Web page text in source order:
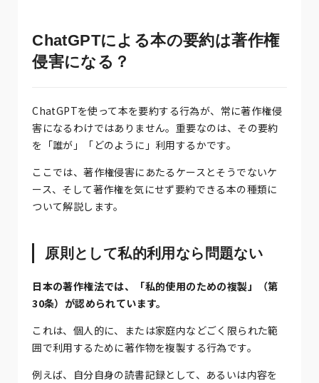
ChatGPTによる本の要約は著作権
侵害になる？
ChatGPTを使って本を要約する行為が、常に著作権侵
害になるわけではありません。重要なのは、その要約
を「誰が」「どのように」利用するかです。
ここでは、著作権侵害にあたるケースとそうでないケ
ース、そして著作権を気にせず要約できる本の種類に
ついて解説します。
原則として私的利用なら問題ない
日本の著作権法では、「私的使用のための複製」（第
30条）が認められています。
これは、個人的に、または家庭内などごく限られた範
囲で利用するために著作物を複製する行為です。
例えば、自分自身の読書記録として、あるいは内容を